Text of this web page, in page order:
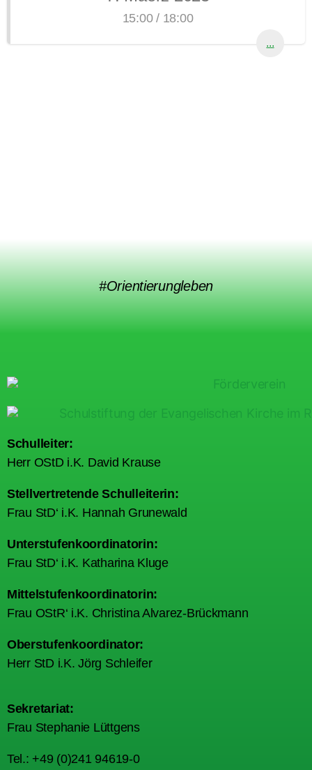
15:00 / 18:00
...
#Orientierungleben
Schulleiter:
Herr OStD i.K. David Krause
Stellvertretende Schulleiterin:
Frau StD‘ i.K. Hannah Grunewald
Unterstufenkoordinatorin:
Frau StD‘ i.K. Katharina Kluge
Mittelstufenkoordinatorin:
Frau OStR‘ i.K. Christina Alvarez-Brückmann
Oberstufenkoordinator:
Herr StD i.K. Jörg Schleifer
Sekretariat:
Frau Stephanie Lüttgens
Tel.: +49 (0)241 94619-0